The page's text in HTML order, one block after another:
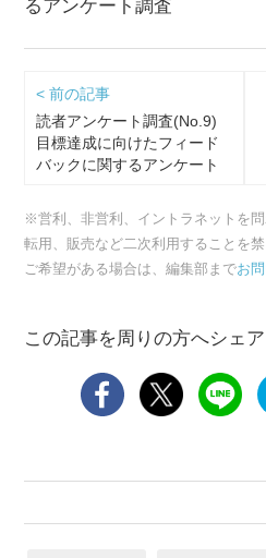
るアンケート調査
< 前の記事
読者アンケート調査(No.9)
目標達成に向けたフィード
バックに関するアンケート
※営利、非営利、イントラネットを
転用、販売など二次利用することを
ご希望がある場合は、編集部までお
この記事を周りの方へシェ